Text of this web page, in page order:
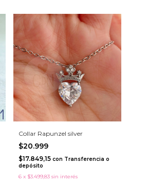
Collar Rapunzel silver
$20.999
$17.849,15 con Transferencia o
depósito
6 x $3.499,83 sin interés